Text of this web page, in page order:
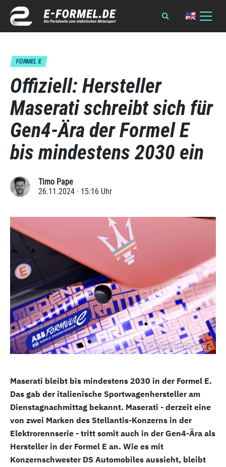
FORMEL E
Offiziell: Hersteller
Maserati schreibt sich für
Gen4-Ära der Formel E
bis mindestens 2030 ein
Timo Pape
26.11.2024 · 15:16 Uhr
Maserati MSG Racing
Maserati bleibt bis mindestens 2030 in der Formel E.
Das gab der italienische Sportwagenhersteller am
Dienstagnachmittag bekannt. Maserati - derzeit eine
von zwei Marken des Stellantis-Konzerns in der
Elektrorennserie - tritt somit auch in der Gen4-Ära als
Hersteller in der Formel E an. Wie es mit
Konzernschwester DS Automobiles aussieht, bleibt